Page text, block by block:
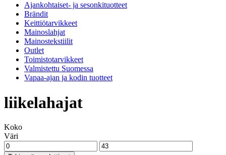
Ajankohtaiset- ja sesonkituotteet
Brändit
Keittiötarvikkeet
Mainoslahjat
Mainostekstiilit
Outlet
Toimistotarvikkeet
Valmistettu Suomessa
Vapaa-ajan ja kodin tuotteet
liikelahajat
Koko
Väri